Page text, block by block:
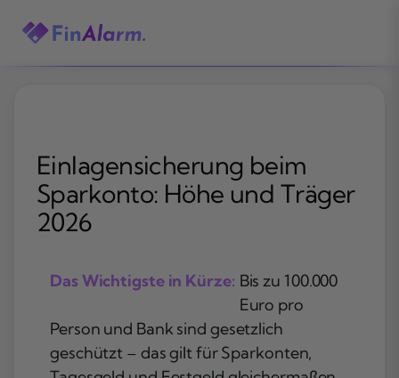
Inhalt
Einlagensicherung beim
Sparkonto: Höhe und Träger
2026
Das Wichtigste in Kürze: Bis zu 100.000
Euro pro
Person und Bank sind gesetzlich
geschützt – das gilt für Sparkonten,